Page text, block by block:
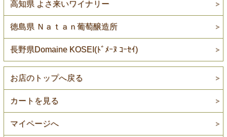
高知県 よさ来いワイナリー
徳島県 Ｎａｔａｎ葡萄醸造所
長野県Domaine KOSEI(ﾄﾞﾒｰﾇ ｺｰｾｲ)
お店のトップへ戻る
カートを見る
マイページへ